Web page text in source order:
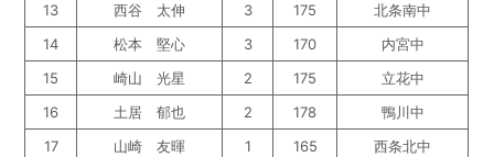
13
西谷 太伸 3 175
北条南中
14
松本 堅心 3 170
内宮中
15
崎山 光星 2 175
立花中
16
土居 郁也 2 178
鴨川中
17
山崎 友暉 1 165
西条北中